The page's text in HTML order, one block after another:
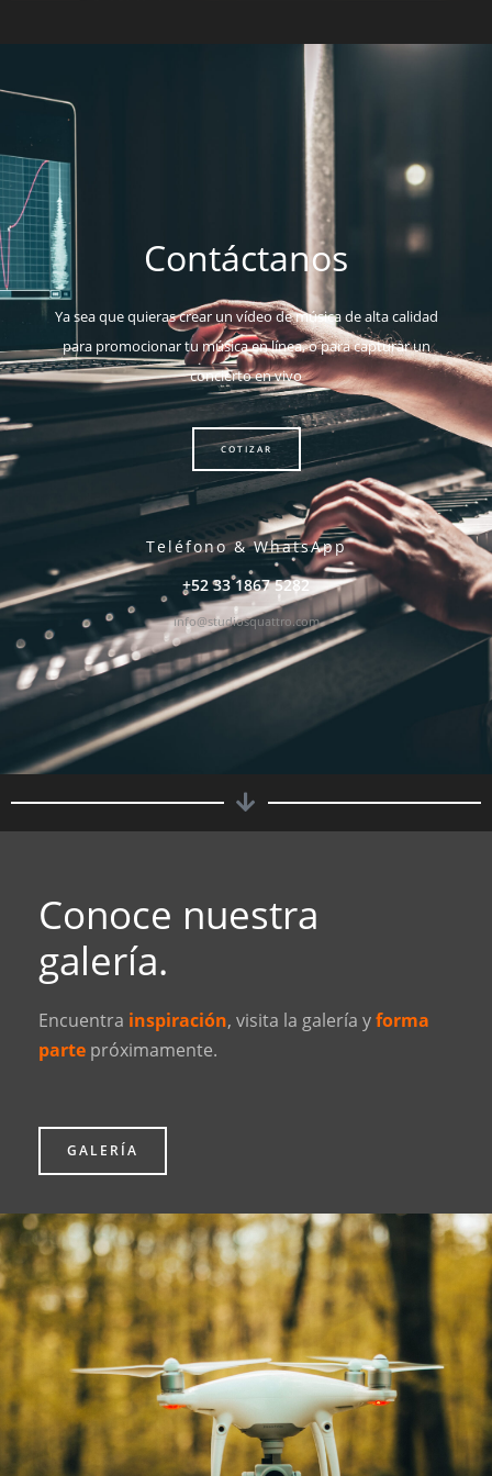
Contáctanos
Ya sea que quieras crear un vídeo de música de alta calidad
para promocionar tu música en línea, o para capturar un
concierto en vivo
COTIZAR
Teléfono & WhatsApp
+52 33 1867 5282
info@studiosquattro.com
Conoce nuestra
galería.
Encuentra inspiración, visita la galería yforma
parte próximamente.
GALERÍA